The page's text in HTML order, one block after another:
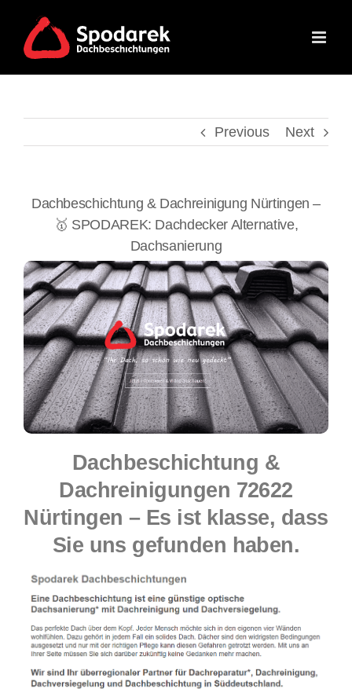
content
Previous Next
Dachbeschichtung & Dachreinigung Nürtingen –
🥇 SPODAREK: Dachdecker Alternative,
Dachsanierung
Dachbeschichtung &
Dachreinigungen 72622
Nürtingen – Es ist klasse, dass
Sie uns gefunden haben.